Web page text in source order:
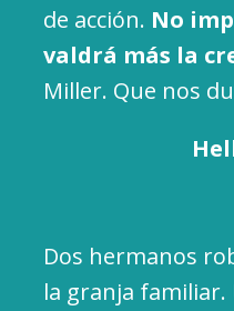
de acción. No
valdrá más la
Miller. Que nos
Dos hermanos
la granja familiar.